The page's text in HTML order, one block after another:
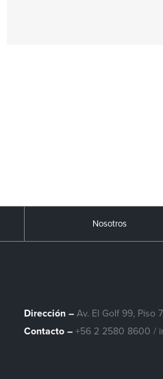
Nosotros
Dirección –Av. El Golf 99, Piso
Contacto –+56 2 2580 8600 /